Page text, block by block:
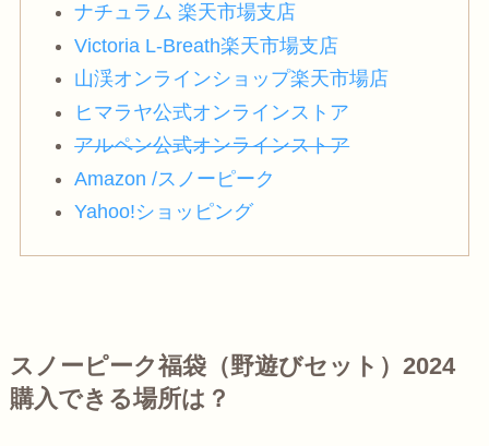
ナチュラム 楽天市場支店
Victoria L-Breath楽天市場支店
山渓オンラインショップ楽天市場店
ヒマラヤ公式オンラインストア
アルペン公式オンラインストア
Amazon /スノーピーク
Yahoo!ショッピング
スノーピーク福袋（野遊びセット）2024
購入できる場所は？